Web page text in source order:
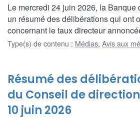
Le mercredi 24 juin 2026, la
un résumé des délibérations qui ont
concernant le taux directeur
Type(s) de contenu : Médias, Avis aux
Résumé des
du Conseil de
10 juin 2026